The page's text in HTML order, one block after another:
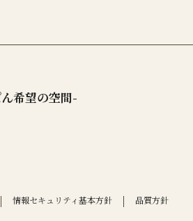
希望の空間-
情報セキュリティ基本方針 品質方針